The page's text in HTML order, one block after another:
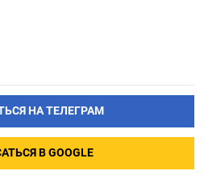
НА ТЕЛЕГРАМ
В GOOGLE